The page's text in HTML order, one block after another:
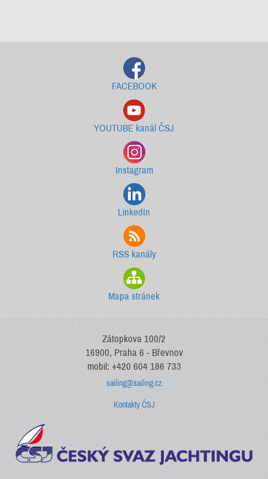
FACEBOOK
YOUTUBE kanál ČSJ
Instagram
LinkedIn
RSS kanály
Mapa stránek
Zátopkova 100/2
16900, Praha 6 - Břevnov
mobil: +420 604 186 733
sailing@sailing.cz
Kontakty ČSJ